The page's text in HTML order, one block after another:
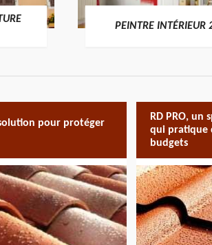
PEINTRE INTÉRIEUR
pour protéger
RD PRO,
qui pratique
budgets